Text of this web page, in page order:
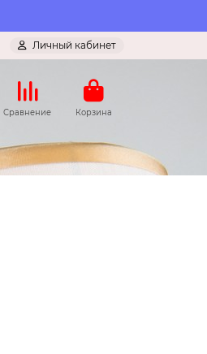
Личный кабинет
Сравнение Корзина